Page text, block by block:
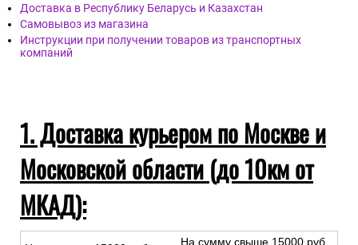
Доставка в Республику Беларусь и Казахстан
Самовывоз из магазина
Инструкции при получении товаров из транспортных
компаний
1. Доставка курьером по Москве и
Московской области (до 10км от
МКАД):
На сумму свыше 15000 руб.